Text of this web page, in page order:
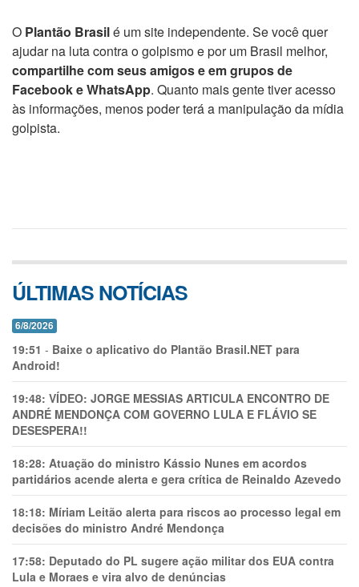
O Plantão Brasilé um site independente. Se você quer
ajudar na luta contra o golpismo e por um Brasil melhor,
compartilhe com seus amigos e em grupos de
Facebook e WhatsApp. Quanto mais gente tiver acesso
às informações, menos poder terá a manipulação da mídia
golpista.
ÚLTIMAS NOTÍCIAS
6/8/2026
19:51 - Baixe o aplicativo do Plantão Brasil.NET para
Android!
19:48: VÍDEO: JORGE MESSIAS ARTICULA ENCONTRO DE
ANDRÉ MENDONÇA COM GOVERNO LULA E FLÁVIO SE
DESESPERA!!
18:28: Atuação do ministro Kássio Nunes em acordos
partidários acende alerta e gera crítica de Reinaldo Azevedo
18:18: Míriam Leitão alerta para riscos ao processo legal em
decisões do ministro André Mendonça
17:58: Deputado do PL sugere ação militar dos EUA contra
Lula e Moraes e vira alvo de denúncias